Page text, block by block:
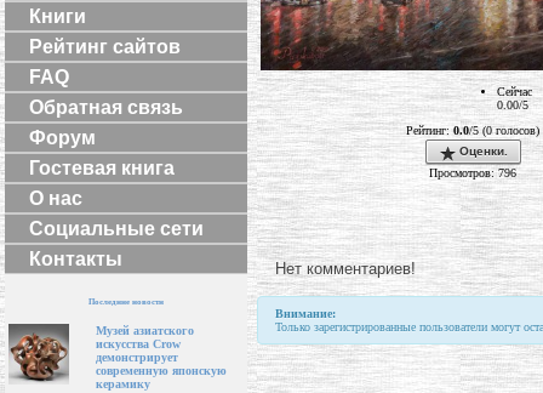
Книги
Рейтинг сайтов
FAQ
Обратная связь
Форум
Гостевая книга
О нас
Социальные сети
Контакты
Последние новости
Музей азиатского
искусства Crow
демонстрирует
современную японскую
керамику
Сейчас
0.00/5
Рейтинг:0.0/5 (0 голосов)
Оценки.
Просмотров: 796
Нет комментариев!
Внимание:
Только зарегистрированные пользователи могут